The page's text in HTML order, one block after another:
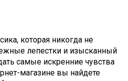
которая никогда не
лепестки и изысканный
самые искренние чувства
магазине вы найдете